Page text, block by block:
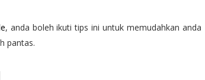
, anda boleh ikuti tips ini untuk memudahkan anda
pantas.